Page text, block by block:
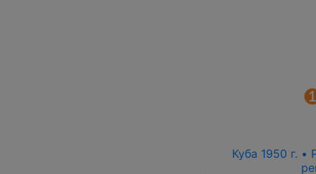
Куба 1950 г.